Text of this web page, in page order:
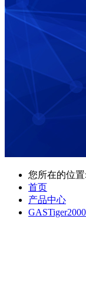
您所在的位置:
首页
产品中心